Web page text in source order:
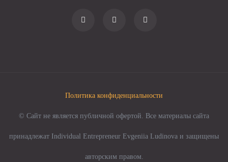
© Сайт не является публичной офертой. Все материалы сайта
принадлежат Individual Entrepreneur Evgeniia Ludinova и защищены
авторским правом.
Политика конфиденциальности